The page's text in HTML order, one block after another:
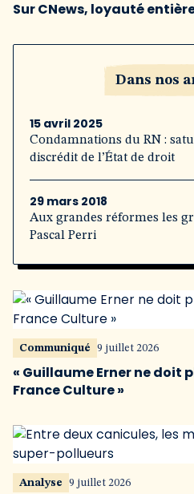
Sur CNews, loyauté
Dans nos
15 avril 2025
Condamnations du RN :
discrédit de l’État de droit
29 mars 2018
Aux grandes réformes les
Pascal Perri
Communiqué 9 juillet 2026
« Guillaume Erner ne doit
France Culture »
Analyse 9 juillet 2026